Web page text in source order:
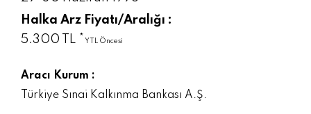
Halka Arz Fiyatı/Aralığı :
5.300 TL * YTL Öncesi
Aracı Kurum :
Türkiye Sınai Kalkınma Bankası A.Ş.